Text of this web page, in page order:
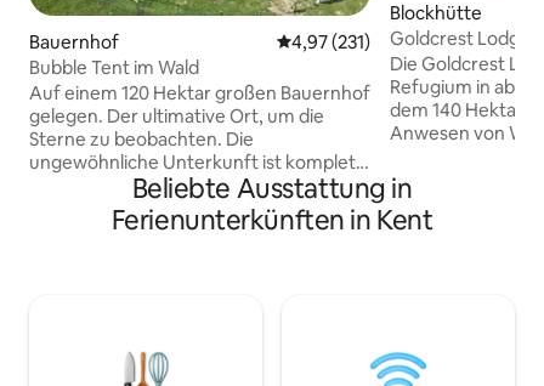
Bauernhof Durchschnittliche Bewertung:
4,97 (231)
Bubble Tent im Wald
Auf einem 120 Hektar großen Bauernhof
gelegen. Der ultimative Ort, um die
Sterne zu beobachten. Die
ungewöhnliche Unterkunft ist komplett
ausgestattet, damit du eine
ausgezeichnete und originelle Nacht
genießen kannst. Ein gemütliches Bett,
einen entspannenden holzbeheizten
Whirlpool mit einem Glas Prosecco,
Blockhütte
Goldcrest Lodge,
Die Goldcrest
Refugium in
dem 140 Hektar
Anwesen von
waldreiche
dennoch hell und
modernem
Hauptraum mit
Beliebte Ausstattung in
Ferienunterkünften in Kent